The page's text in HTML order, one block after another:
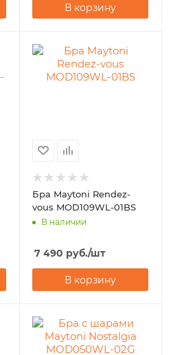
В корзину
Бра Maytoni Rendez-
vous MOD109WL-01BS
В наличии
7 490 руб./шт
В корзину